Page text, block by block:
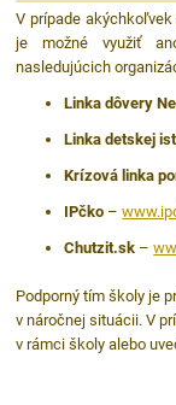
V prípade
je možné využiť
nasledujúcich
Linka dôvery
Linka detskej
Krízová linka
IPčko –www
Chutzit.sk –
Podporný tím školy je
v náročnej situácii. V
v rámci školy alebo